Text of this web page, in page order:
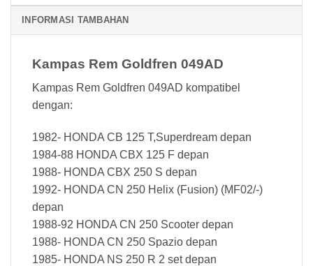
INFORMASI TAMBAHAN
Kampas Rem Goldfren 049AD
Kampas Rem Goldfren 049AD kompatibel
dengan:
1982- HONDA CB 125 T,Superdream depan
1984-88 HONDA CBX 125 F depan
1988- HONDA CBX 250 S depan
1992- HONDA CN 250 Helix (Fusion) (MF02/-)
depan
1988-92 HONDA CN 250 Scooter depan
1988- HONDA CN 250 Spazio depan
1985- HONDA NS 250 R 2 set depan